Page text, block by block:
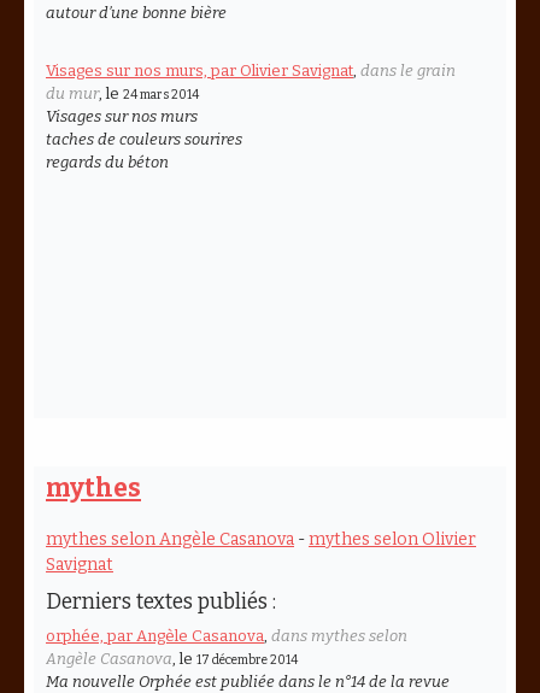
autour d’une bonne bière
Visages sur nos murs, par Olivier Savignat, dans le grain
du mur, le 24 mars 2014
Visages sur nos murs
taches de couleurs sourires
regards du béton
mythes
mythes selon Angèle Casanova -mythes selon Olivier
Savignat
Derniers textes publiés :
orphée, par Angèle Casanova dans mythes selon
Angèle Casanova , le 17 décembre 2014
Ma nouvelle Orphée est publiée dans le n°14 de la revue